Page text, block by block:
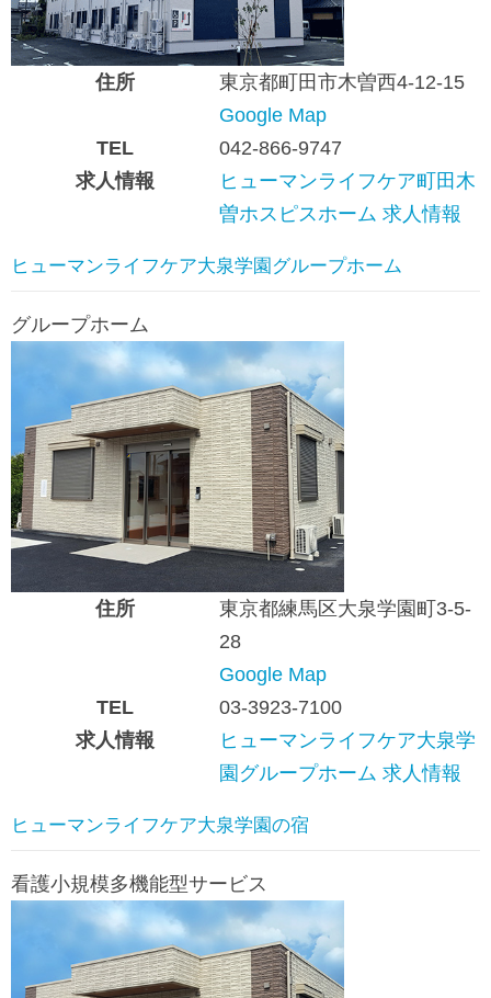
住所
東京都町田市木曽西4-12-15
Google Map
TEL
042-866-9747
求人情報
ヒューマンライフケア町田木
曽ホスピスホーム 求人情報
ヒューマンライフケア大泉学園グループホーム
グループホーム
住所
東京都練馬区大泉学園町3-5-
28
Google Map
TEL
03-3923-7100
求人情報
ヒューマンライフケア大泉学
園グループホーム 求人情報
ヒューマンライフケア大泉学園の宿
看護小規模多機能型サービス